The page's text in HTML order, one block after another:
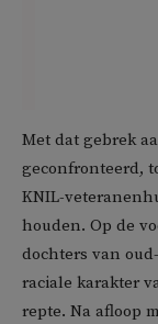
Met dat gebrek
geconfronteerd,
KNIL-
houden. Op de
dochters van
raciale karakter
repte. Na afloop